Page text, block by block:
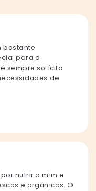
bastante
para o
sempre solícito
de
nutrir a mim e
e orgânicos. O